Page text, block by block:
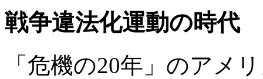
戦争違法化運動の時代
「危機の20年」のアメ